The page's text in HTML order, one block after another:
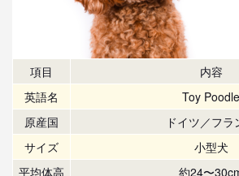
項目
内容
英語名
Toy Poodle
原産国
ドイツ／フラ
サイズ
小型犬
平均体高
約24〜